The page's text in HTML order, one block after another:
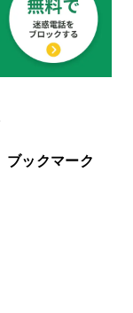
ブックマーク